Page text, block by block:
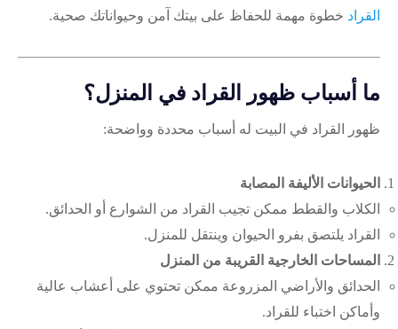
القراد خطوة مهمة للحفاظ على بيتك آمن وحيواناتك صحية.
ما أسباب ظهور القراد في المنزل؟
ظهور القراد في البيت له أسباب محددة وواضحة:
الحيوانات الأليفة المصابة
الكلاب والقطط ممكن تجيب القراد من الشوارع أو الحدائق.
القراد يلتصق بفرو الحيوان وينتقل للمنزل.
المساحات الخارجية القريبة من المنزل
الحدائق والأراضي المزروعة ممكن تحتوي على أعشاب عالية
وأماكن اختباء للقراد.